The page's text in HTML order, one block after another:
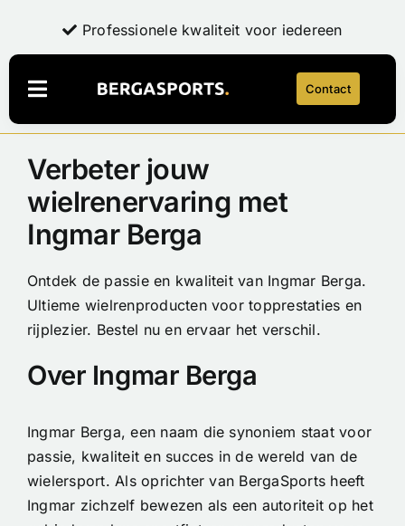
inhoud
Navigatie
Toggelen
Webshop
LaFuga
Over Bergasports
Onderhoud & Reparatie
Account
Contact
Contact
Persoonlijk advies en expertise
Professionele kwaliteit voor iedereen
Exclusieve, hoogwaardige producten
Persoonlijk advies en expertise
Professionele kwaliteit voor iedereen
Verbeter jouw
wielrenervaring met
Ingmar Berga
Ontdek de passie en kwaliteit van Ingmar Berga.
Ultieme wielrenproducten voor topprestaties en
rijplezier. Bestel nu en ervaar het verschil.
Over Ingmar Berga
Ingmar Berga, een naam die synoniem staat voor
passie, kwaliteit en succes in de wereld van de
wielersport. Als oprichter van BergaSports heeft
Ingmar zichzelf bewezen als een autoriteit op het